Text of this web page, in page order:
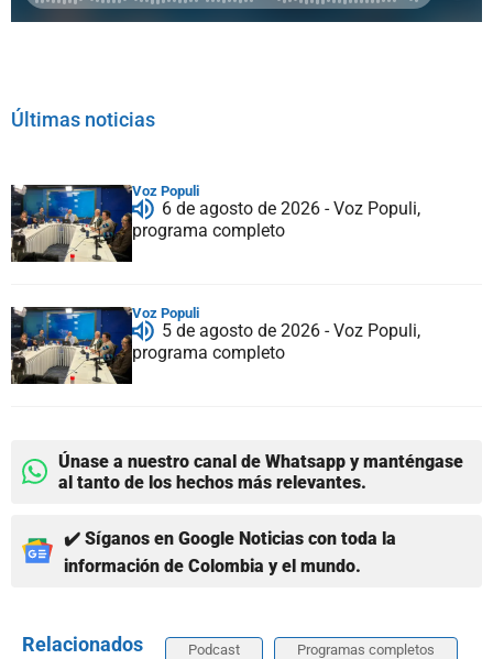
Últimas noticias
Voz Populi
6 de agosto de 2026 - Voz Populi,
programa completo
Voz Populi
5 de agosto de 2026 - Voz Populi,
programa completo
Únase a nuestro canal de Whatsapp y manténgase
al tanto de los hechos más relevantes.
✔️ Síganos en Google Noticias con toda la
información de Colombia y el mundo.
Relacionados Podcast Programas completos